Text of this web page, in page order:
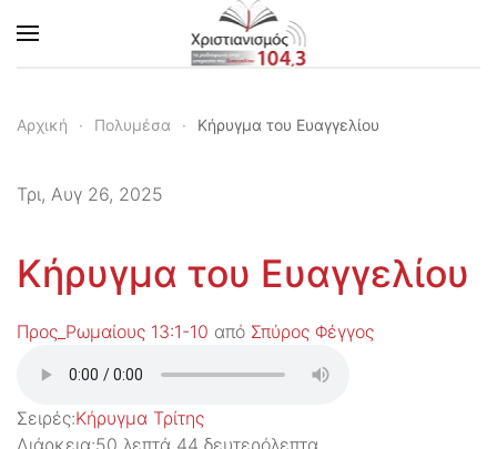
Skip to main content
Αρχική Πολυμέσα Κήρυγμα του Ευαγγελίου
Τρι, Αυγ 26, 2025
Κήρυγμα του Ευαγγελίου
Προς_Ρωμαίους 13:1-10 από Σπύρος Φέγγος
Σειρές:Kήρυγμα Τρίτης
Διάρκεια:50 λεπτά 44 δευτερόλεπτα